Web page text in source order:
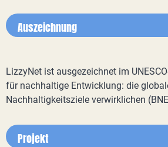
Auszeichnung
LizzyNet ist ausgezeichnet im
für nachhaltige Entwicklung: die
Nachhaltigkeitsziele verwirklichen
Projekt